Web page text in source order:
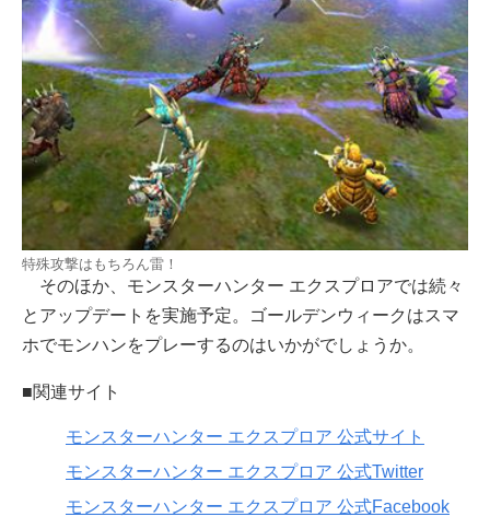
特殊攻撃はもちろん雷！
そのほか、モンスターハンター エクスプロアでは続々
とアップデートを実施予定。ゴールデンウィークはスマ
ホでモンハンをプレーするのはいかがでしょうか。
■関連サイト
モンスターハンター エクスプロア 公式サイト
モンスターハンター エクスプロア 公式Twitter
モンスターハンター エクスプロア 公式Facebook